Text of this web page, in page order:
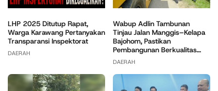
LHP 2025 Ditutup Rapat,
Warga Karawang Pertanyakan
Transparansi Inspektorat
DAERAH
Wabup Adlin Tambunan
Tinjau Jalan Manggis–Kelapa
Bajohom, Pastikan
Pembangunan Berkualitas...
DAERAH